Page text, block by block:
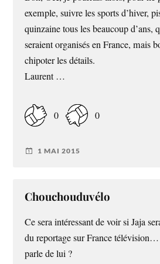
exemple, suivre les sports d’hiver,
quinzaine tous les beaucoup d’ans,
seraient organisés en France, mais
chipoter les détails.
Laurent …
0 0
1 MAI 2015
Chouchouduvélo
Ce sera intéressant de voir si Jaja
du reportage sur France
parle de lui ?